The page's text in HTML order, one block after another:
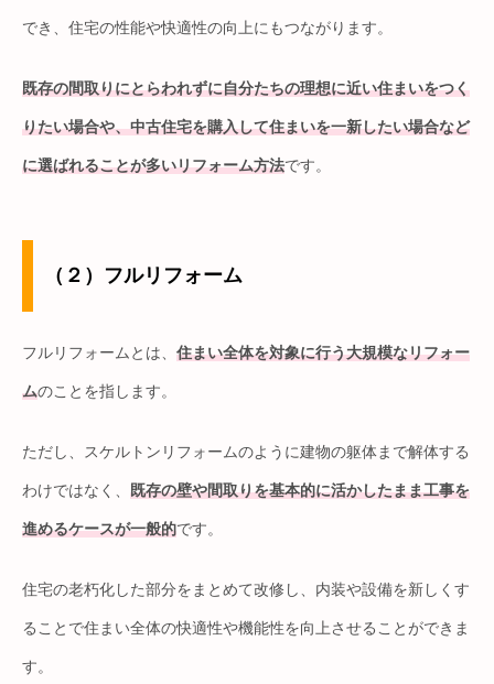
でき、住宅の性能や快適性の向上にもつながります。
既存の間取りにとらわれずに自分たちの理想に近い住まいをつく
りたい場合や、中古住宅を購入して住まいを一新したい場合など
に選ばれることが多いリフォーム方法です。
（２）フルリフォーム
フルリフォームとは、 住まい全体を対象に行う大規模なリフォー
ムのことを指します。
ただし、スケルトンリフォームのように建物の躯体まで解体する
わけではなく、 既存の壁や間取りを基本的に活かしたまま工事を
進めるケースが一般的です。
住宅の老朽化した部分をまとめて改修し、内装や設備を新しくす
ることで住まい全体の快適性や機能性を向上させることができま
す。